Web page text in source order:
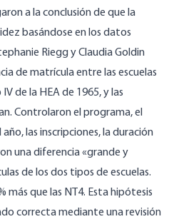
a la conclusión de que la
basándose en los datos
Riegg y Claudia Goldin
de matrícula entre las escuelas
de la HEA de 1965, y las
Controlaron el programa, el
las inscripciones, la duración
una diferencia «grande y
de los dos tipos de escuelas.
más que las NT4. Esta hipótesis
correcta mediante una revisión